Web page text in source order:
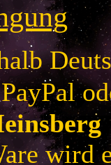
wird